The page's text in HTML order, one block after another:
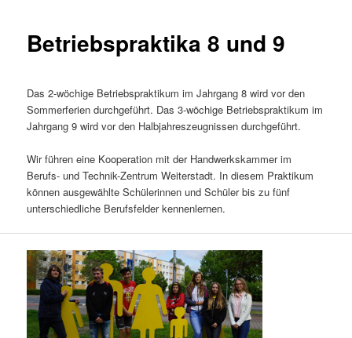
Betriebspraktika 8 und 9
Das 2-wöchige Betriebspraktikum im Jahrgang 8 wird vor den
Sommerferien durchgeführt. Das 3-wöchige Betriebspraktikum im
Jahrgang 9 wird vor den Halbjahreszeugnissen durchgeführt.
Wir führen eine Kooperation mit der Handwerkskammer im
Berufs- und Technik-Zentrum Weiterstadt. In diesem Praktikum
können ausgewählte Schülerinnen und Schüler bis zu fünf
unterschiedliche Berufsfelder kennenlernen.